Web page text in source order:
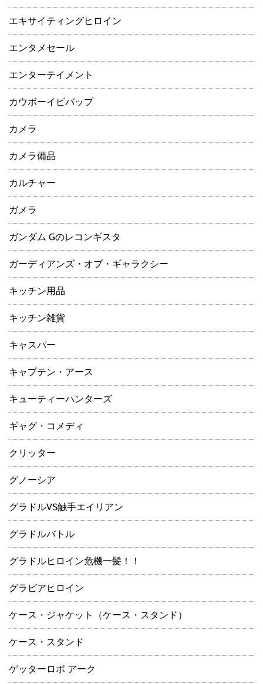
エキサイティングヒロイン
エンタメセール
エンターテイメント
カウボーイビバップ
カメラ
カメラ備品
カルチャー
ガメラ
ガンダム Gのレコンギスタ
ガーディアンズ・オブ・ギャラクシー
キッチン用品
キッチン雑貨
キャスパー
キャプテン・アース
キューティーハンターズ
ギャグ・コメディ
クリッター
グノーシア
グラドルVS触手エイリアン
グラドルバトル
グラドルヒロイン危機一髪！！
グラビアヒロイン
ケース・ジャケット（ケース・スタンド）
ケース・スタンド
ゲッターロボ アーク